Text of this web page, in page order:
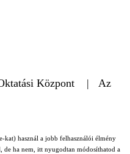
Oktatási Központ | Az
kat) használ a jobb felhasználói élmény
de ha nem, itt nyugodtan módosíthatod a